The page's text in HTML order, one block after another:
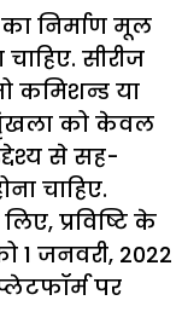
निर्माण मूल
सीरीज
कमिशन्ड या
को केवल
से सह-
चाहिए.
प्रविष्टि के
1 जनवरी, 2022
पर